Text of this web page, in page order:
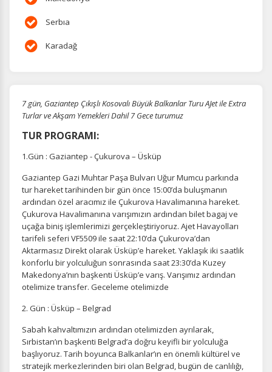
Serbıa
Karadağ
7 gün, Gaziantep Çıkışlı Kosovalı Büyük Balkanlar Turu AJet ile Extra
Turlar ve Akşam Yemekleri Dahil 7 Gece turumuz
TUR PROGRAMI:
1.Gün : Gaziantep - Çukurova – Üsküp
Gaziantep Gazi Muhtar Paşa Bulvarı Uğur Mumcu parkında
tur hareket tarihinden bir gün önce 15:00’da buluşmanın
ardından özel aracımız ile Çukurova Havalimanına hareket.
Çukurova Havalimanına varışımızın ardından bilet bagaj ve
uçağa biniş işlemlerimizi gerçekleştiriyoruz. Ajet Havayolları
tarifeli seferi VF5509 ile saat 22:10’da Çukurova’dan
Aktarmasız Direkt olarak Üsküp’e hareket. Yaklaşık iki saatlik
konforlu bir yolculuğun sonrasında saat 23:30’da Kuzey
Makedonya’nın başkenti Üsküp’e varış. Varışımız ardından
otelimize transfer. Geceleme otelimizde
2. Gün : Üsküp – Belgrad
Sabah kahvaltımızın ardından otelimizden ayrılarak,
Sırbistan’ın başkenti Belgrad’a doğru keyifli bir yolculuğa
başlıyoruz. Tarih boyunca Balkanlar’ın en önemli kültürel ve
stratejik merkezlerinden biri olan Belgrad, bugün de canlılığı,